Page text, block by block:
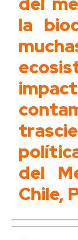
la
del
Chile,